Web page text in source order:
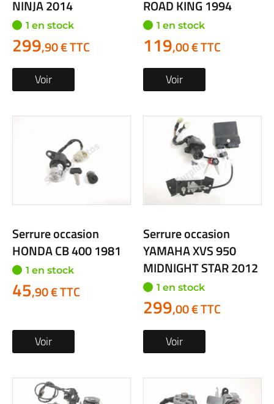
NINJA 2014
1 en stock
299,90 € TTC
Voir
ROAD KING 1994
1 en stock
119,00 € TTC
Voir
Serrure occasion
HONDA CB 400 1981
1 en stock
45,90 € TTC
Voir
Serrure occasion
YAMAHA XVS 950
MIDNIGHT STAR 2012
1 en stock
299,00 € TTC
Voir